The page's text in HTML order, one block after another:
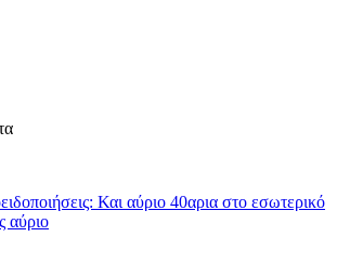
Και αύριο 40αρια στο εσωτερικό
αύριο